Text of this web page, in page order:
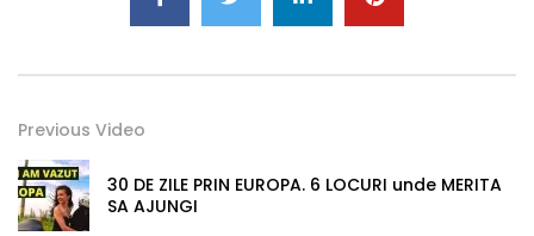
Previous Video
30 DE ZILE PRIN EUROPA. 6 LOCURI unde MERITA
SA AJUNGI